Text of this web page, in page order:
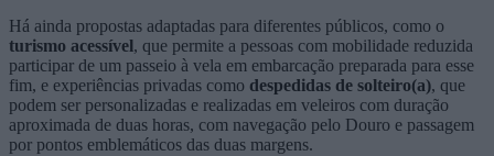
Há ainda propostas adaptadas para diferentes públicos, como o
turismo acessível, que permite a pessoas com mobilidade reduzida
participar de um passeio à vela em embarcação preparada para esse
fim, e experiências privadas como despedidas de solteiro(a), que
podem ser personalizadas e realizadas em veleiros com duração
aproximada de duas horas, com navegação pelo Douro e passagem
por pontos emblemáticos das duas margens.